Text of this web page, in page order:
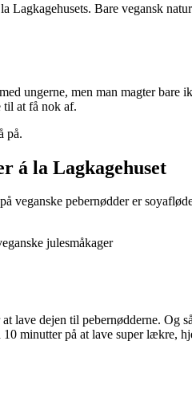
Lagkagehusets. Bare vegansk
ungerne, men man magter
til at få nok af.
på.
á la Lagkagehuset
veganske pebernødder er
lave dejen til pebernødderne. Og
minutter på at lave super lækre,